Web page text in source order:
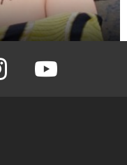
instagram youtube